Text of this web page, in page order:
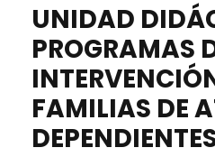
UNIDAD
PROGRAMAS
FAMILIAS DE